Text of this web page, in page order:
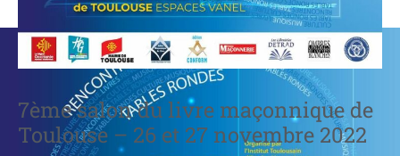
7ème salon du livre maçonnique de
Toulouse – 26 et 27 novembre 2022